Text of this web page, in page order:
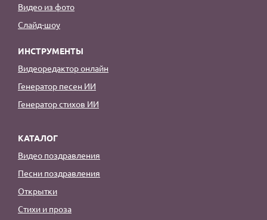
Видео из фото
Слайд-шоу
ИНСТРУМЕНТЫ
Видеоредактор онлайн
Генератор песен ИИ
Генератор стихов ИИ
КАТАЛОГ
Видео поздравления
Песни поздравления
Открытки
Стихи и проза